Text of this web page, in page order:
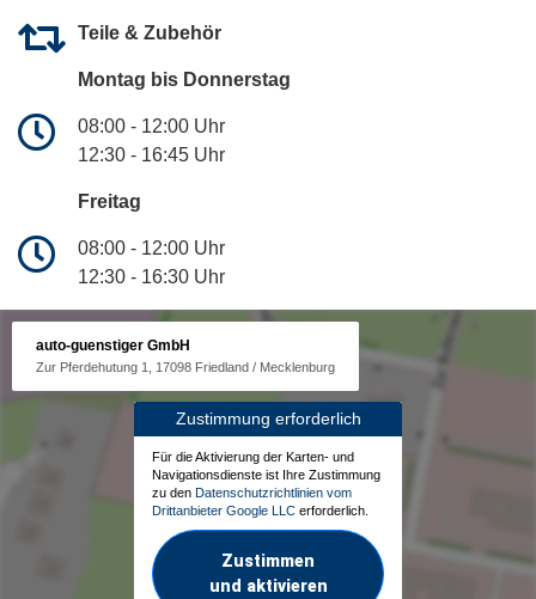
Teile & Zubehör
Montag bis Donnerstag
08:00 - 12:00 Uhr
12:30 - 16:45 Uhr
Freitag
08:00 - 12:00 Uhr
12:30 - 16:30 Uhr
auto-guenstiger GmbH
Zur Pferdehutung 1, 17098 Friedland / Mecklenburg
Zustimmung erforderlich
Für die Aktivierung der Karten- und
Navigationsdienste ist Ihre Zustimmung
zu den Datenschutzrichtlinien vom
Drittanbieter Google LLC erforderlich.
Zustimmen
und aktivieren